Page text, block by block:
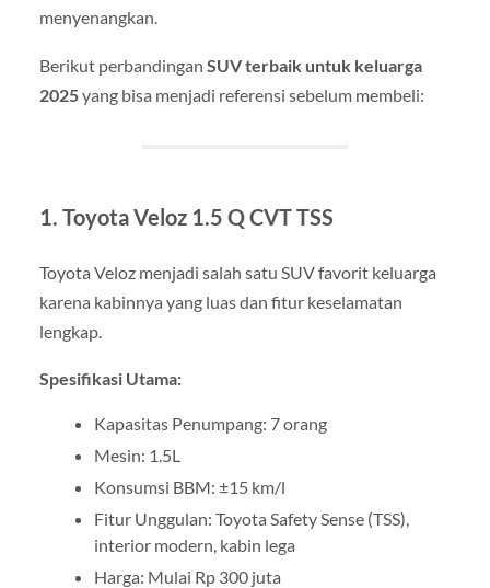
menyenangkan.
Berikut perbandingan SUV terbaik untuk keluarga
2025yang bisa menjadi referensi sebelum membeli:
1. Toyota Veloz 1.5 Q CVT TSS
Toyota Veloz menjadi salah satu SUV favorit keluarga
karena kabinnya yang luas dan fitur keselamatan
lengkap.
Spesifikasi Utama:
Kapasitas Penumpang: 7 orang
Mesin: 1.5L
Konsumsi BBM: ±15 km/l
Fitur Unggulan: Toyota Safety Sense (TSS),
interior modern, kabin lega
Harga: Mulai Rp 300 juta